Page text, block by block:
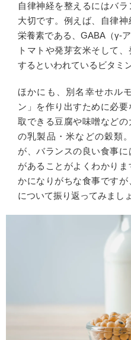
自律神経を整えるにはバ
大切です。例えば、自律
栄養素である、GABA（γ-
トマトや発芽玄米そして
するといわれているビタミ
ほかにも、別名幸せホル
ン」を作り出すために必
取できる豆腐や味噌など
の乳製品・米などの穀類
が、バランスの良い食事
があることがよくわかり
かになりがちな食事です
について振り返ってみましょ